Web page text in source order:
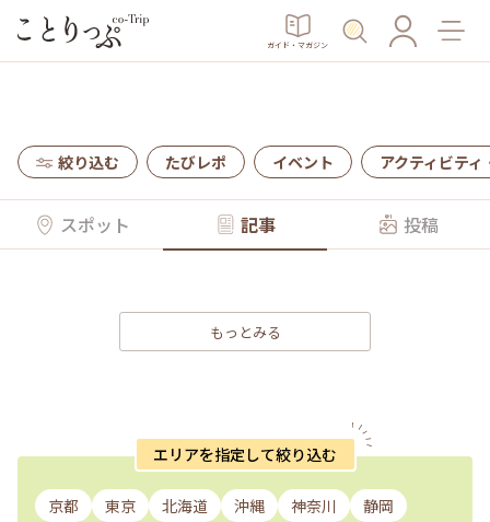
ガイド・マガジン
絞り込む たびレポ イベント アクティビティ
スポット 記事 投稿
もっとみる
エリアを指定して絞り込む
京都 東京 北海道 沖縄 神奈川
静岡